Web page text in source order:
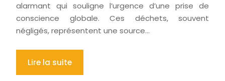
alarmant qui souligne l’urgence d’une prise de
conscience globale. Ces déchets, souvent
négligés, représentent une source…
Lire la suite